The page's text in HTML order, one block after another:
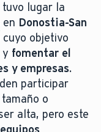
tuvo lugar la
en Donostia-San
objetivo
y fomentar el
y empresas.
participar
o
alta, pero este